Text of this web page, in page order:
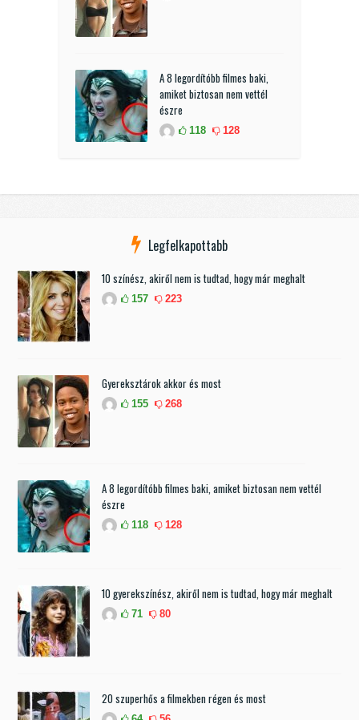
A 8 legordítóbb filmes baki,
amiket biztosan nem vettél
észre
118 128
Legfelkapottabb
10 színész, akiről nem is tudtad, hogy már meghalt
157 223
Gyereksztárok akkor és most
155 268
A 8 legordítóbb filmes baki, amiket biztosan nem vettél
észre
118 128
10 gyerekszínész, akiről nem is tudtad, hogy már meghalt
71 80
20 szuperhős a filmekben régen és most